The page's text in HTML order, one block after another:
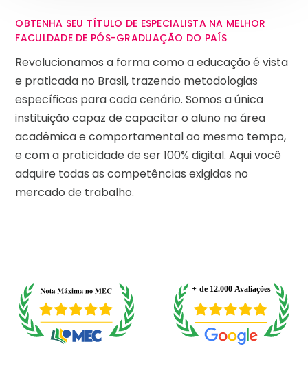
OBTENHA SEU TÍTULO DE ESPECIALISTA NA MELHOR
FACULDADE DE PÓS-GRADUAÇÃO DO PAÍS
Revolucionamos a forma como a educação é vista
e praticada no Brasil, trazendo metodologias
específicas para cada cenário. Somos a única
instituição capaz de capacitar o aluno na área
acadêmica e comportamental ao mesmo tempo,
e com a praticidade de ser 100% digital. Aqui você
adquire todas as competências exigidas no
mercado de trabalho.